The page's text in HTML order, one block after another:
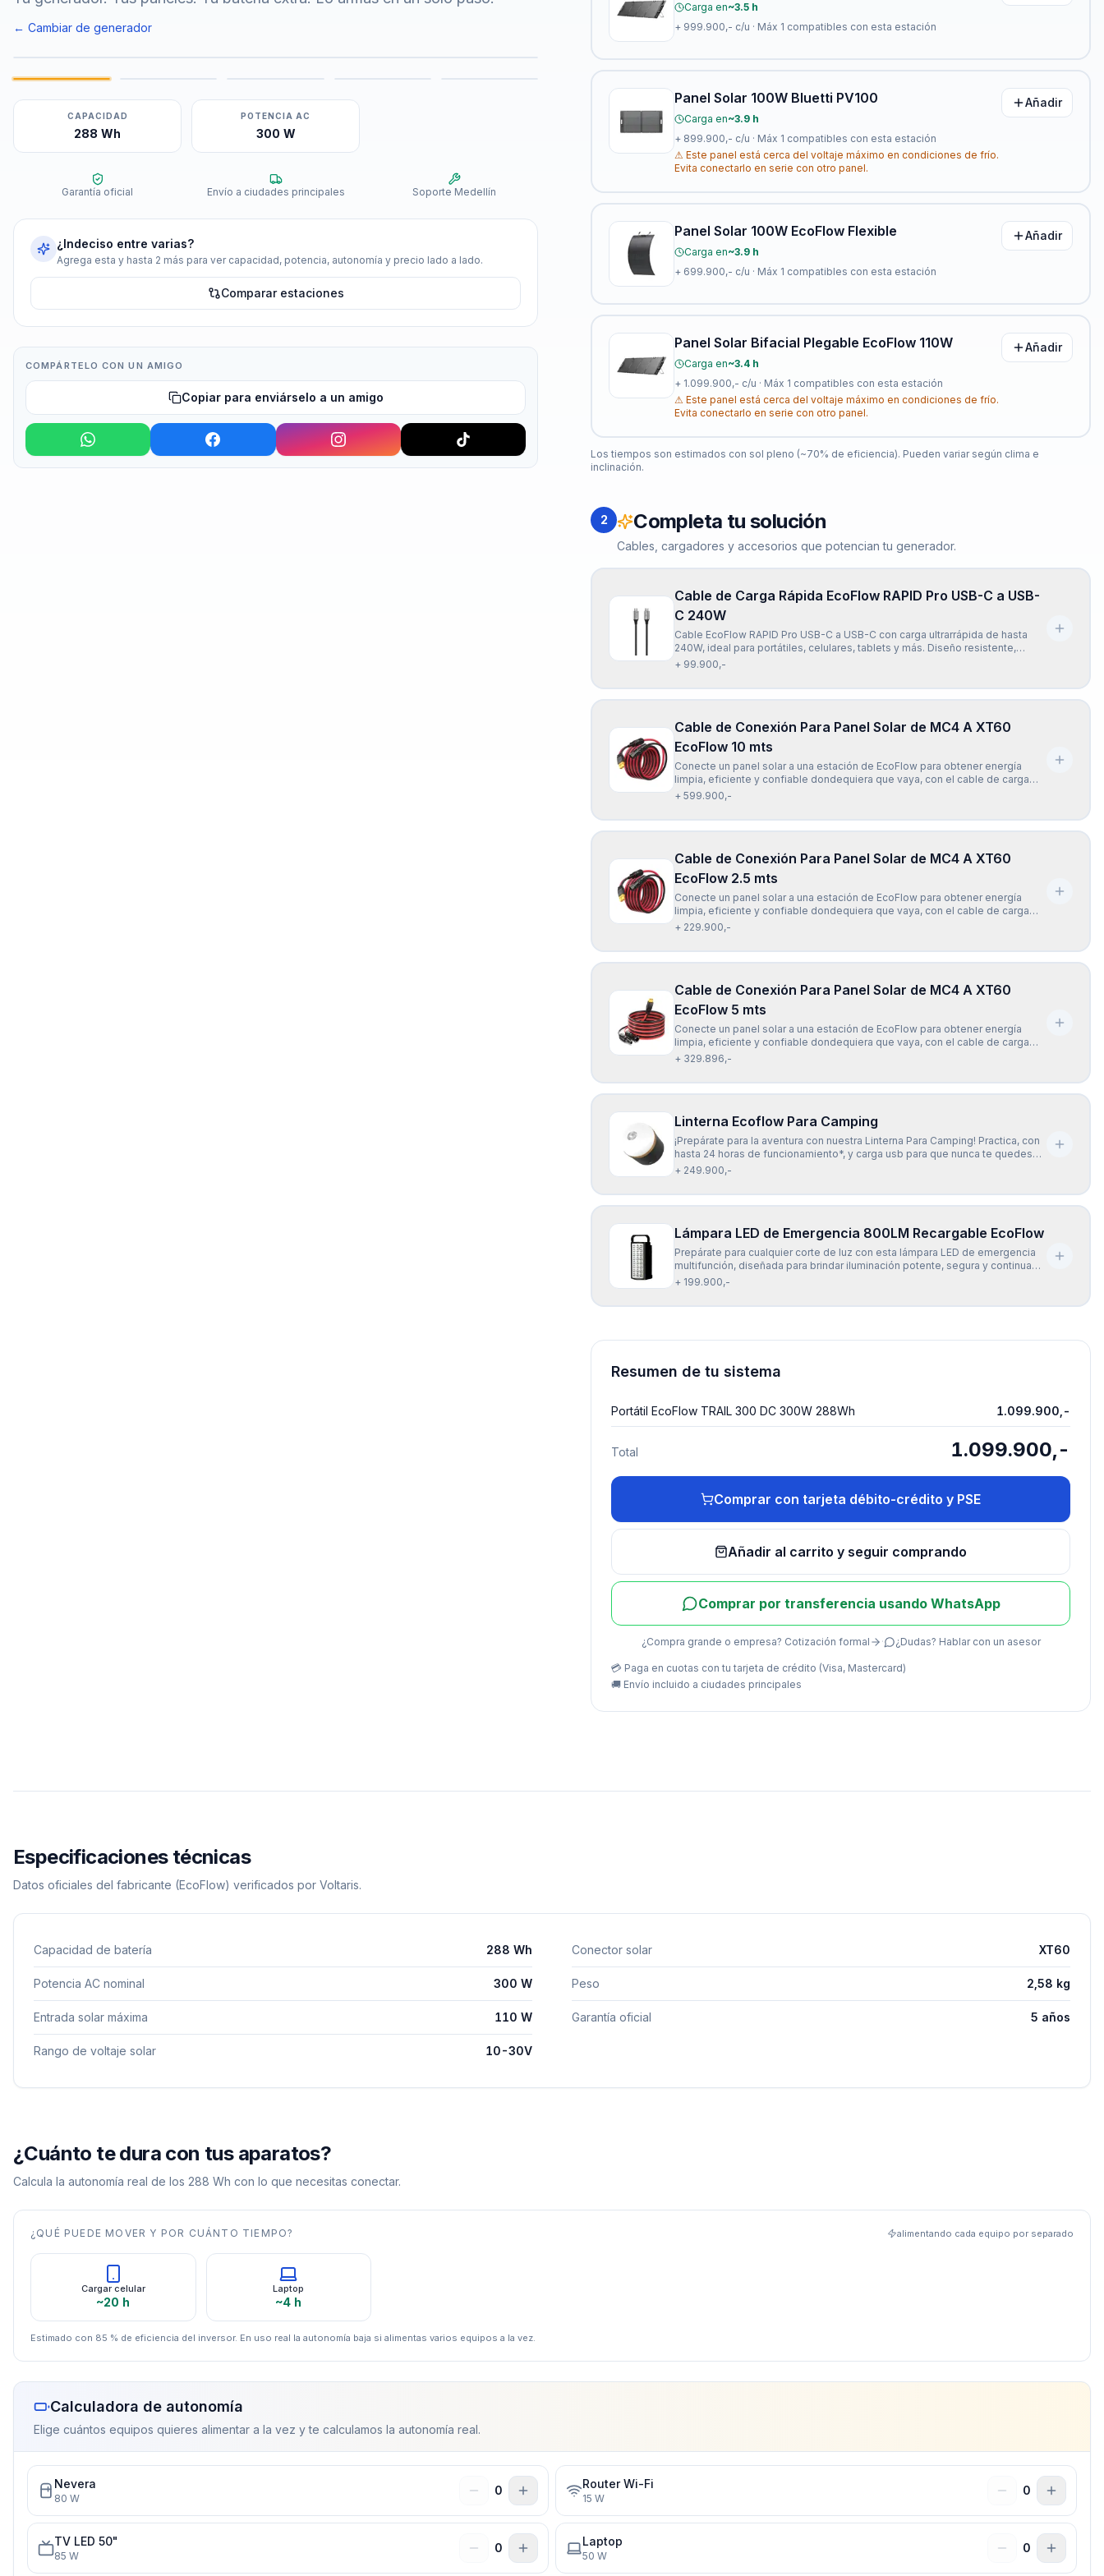
← Cambiar de generador
CAPACIDAD
288 Wh
POTENCIA AC
300 W
Garantía oficial Envío a ciudades principales Soporte Medellín
¿Indeciso entre varias?
Agrega esta y hasta 2 más para ver capacidad, potencia, autonomía y precio lado a lado.
Comparar estaciones
COMPÁRTELO CON UN AMIGO
Copiar para enviárselo a un amigo
Carga en~3.5 h
+ 999.900,- c/u · Máx 1 compatibles con esta estación
Panel Solar 100W Bluetti PV100
Carga en~3.9 h
+ 899.900,- c/u · Máx 1 compatibles con esta estación
⚠Este panel está cerca del voltaje máximo en condiciones de frío.
Evita conectarlo en serie con otro panel.
Añadir
Panel Solar 100W EcoFlow Flexible
Carga en~3.9 h
+ 699.900,- c/u · Máx 1 compatibles con esta estación
Añadir
Panel Solar Bifacial Plegable EcoFlow 110W
Carga en~3.4 h
+ 1.099.900,- c/u · Máx 1 compatibles con esta estación
⚠Este panel está cerca del voltaje máximo en condiciones de frío.
Evita conectarlo en serie con otro panel.
Añadir
Los tiempos son estimados con sol pleno (~70% de eficiencia). Pueden variar según clima e
inclinación.
2 Completa tu solución
Cables, cargadores y accesorios que potencian tu generador.
Cable de Carga Rápida EcoFlow RAPID Pro USB-C a USB-
C 240W
Cable EcoFlow RAPID Pro USB-C a USB-C con carga ultrarrápida de hasta
240W, ideal para portátiles, celulares, tablets y más. Diseño resistente,
flexible y compatible con la mayoría de dispositivos USB-C. Incluye chip
+ 99.900,-
Cable de Conexión Para Panel Solar de MC4 A XT60
EcoFlow 10 mts
Conecte un panel solar a una estación de EcoFlow para obtener energía
limpia, eficiente y confiable dondequiera que vaya, con el cable de carga
Solar EcoFlow XT60 (10 mts). El cable de carga EcoFlow Solar a XT60 (10
+ 599.900,-
Cable de Conexión Para Panel Solar de MC4 A XT60
EcoFlow 2.5 mts
Conecte un panel solar a una estación de EcoFlow para obtener energía
limpia, eficiente y confiable dondequiera que vaya, con el cable de carga
Solar EcoFlow XT60 (2.5 mts). El cable de carga EcoFlow Solar a XT60 (2.5
+ 229.900,-
Cable de Conexión Para Panel Solar de MC4 A XT60
EcoFlow 5 mts
Conecte un panel solar a una estación de EcoFlow para obtener energía
limpia, eficiente y confiable dondequiera que vaya, con el cable de carga
Solar EcoFlow XT60 (5 mts). El cable de carga EcoFlow Solar a XT60 (5 mts)
+ 329.896,-
Linterna Ecoflow Para Camping
¡Prepárate para la aventura con nuestra Linterna Para Camping! Practica, con
hasta 24 horas de funcionamiento*, y carga usb para que nunca te quedes
sin luz. Además, su gancho para colgar te permite tener las manos libres
+ 249.900,-
Lámpara LED de Emergencia 800LM Recargable EcoFlow
Prepárate para cualquier corte de luz con esta lámpara LED de emergencia
multifunción, diseñada para brindar iluminación potente, segura y continua
en cualquier situación. Con 24 luces LED de alta eficiencia (SMD 5730) y una
+ 199.900,-
Resumen de tu sistema
Portátil EcoFlow TRAIL 300 DC 300W 288Wh 1.099.900,-
Total 1.099.900,-
Comprar con tarjeta débito-crédito y PSE
Añadir al carrito y seguir comprando
Comprar por transferencia usando WhatsApp
¿Compra grande o empresa? Cotización formal · ¿Dudas? Hablar con un asesor
💳 Paga en cuotas con tu tarjeta de crédito (Visa, Mastercard)
🚚 Envío incluido a ciudades principales
Especificaciones técnicas
Datos oficiales del fabricante (EcoFlow) verificados por Voltaris.
Capacidad de batería 288 Wh
Potencia AC nominal 300 W
Entrada solar máxima 110 W
Rango de voltaje solar 10-30V
Conector solar XT60
Peso 2,58 kg
Garantía oficial 5 años
¿Cuánto te dura con tus aparatos?
Calcula la autonomía real de los 288 Wh con lo que necesitas conectar.
¿QUÉ PUEDE MOVER Y POR CUÁNTO TIEMPO? alimentando cada equipo por separado
Cargar celular
~20 h
Laptop
~4 h
Estimado con 85 % de eficiencia del inversor. En uso real la autonomía baja si alimentas varios equipos a la vez.
Calculadora de autonomía
Elige cuántos equipos quieres alimentar a la vez y te calculamos la autonomía real.
Nevera
80 W
0 Router Wi-Fi
15 W
0
TV LED 50"
85 W
0 Laptop
50 W
0